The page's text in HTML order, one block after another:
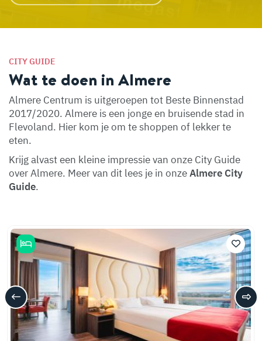
CITY GUIDE
Wat te doen in Almere
Almere Centrum is uitgeroepen tot Beste Binnenstad
2017/2020. Almere is een jonge en bruisende stad in
Flevoland. Hier kom je om te shoppen of lekker te
eten.
Krijg alvast een kleine impressie van onze City Guide
over Almere. Meer van dit lees je in onzeAlmere City
Guide.